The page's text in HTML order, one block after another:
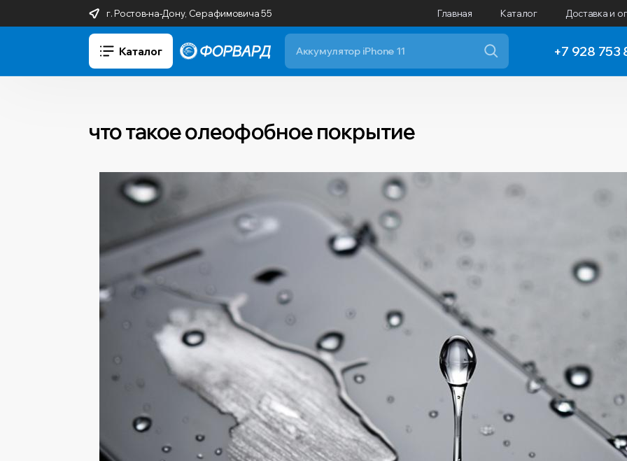
г. Ростов-на-Дону, Серафимовича 55 Главная Каталог Доставка и
Каталог +7 928 753
что такое олеофобное покрытие